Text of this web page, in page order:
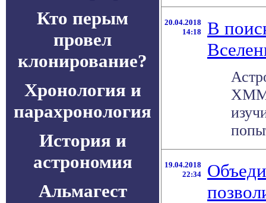
Кто перым
провел
клонирование?
Хронология и
парахронология
История и
астрономия
Альмагест
20.04.2018
14:18
В
19.04.2018
22:34